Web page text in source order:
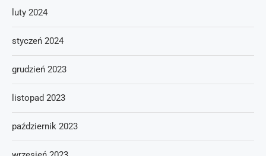
luty 2024
styczeń 2024
grudzień 2023
listopad 2023
październik 2023